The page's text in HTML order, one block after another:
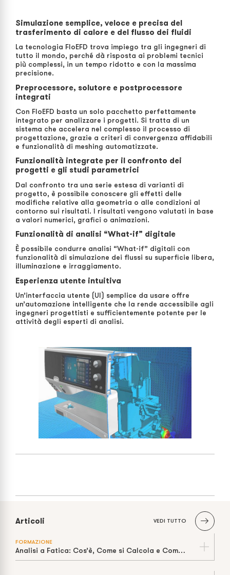
Simulazione semplice, veloce e precisa del
trasferimento di calore e del flusso dei fluidi
La tecnologia FloEFD trova impiego tra gli ingegneri di
tutto il mondo, perché dà risposta ai problemi tecnici
più complessi, in un tempo ridotto e con la massima
precisione.
Preprocessore, solutore e postprocessore
integrati
Con FloEFD basta un solo pacchetto perfettamente
integrato per analizzare i progetti. Si tratta di un
sistema che accelera nel complesso il processo di
progettazione, grazie a criteri di convergenza affidabili
e funzionalità di meshing automatizzate.
Funzionalità integrate per il confronto dei
progetti e gli studi parametrici
Dal confronto tra una serie estesa di varianti di
progetto, è possibile conoscere gli effetti delle
modifiche relative alla geometria o alle condizioni al
contorno sui risultati. I risultati vengono valutati in base
a valori numerici, grafici o animazioni.
Funzionalità di analisi “What-if” digitale
È possibile condurre analisi “What-if” digitali con
funzionalità di simulazione dei flussi su superficie libera,
illuminazione e irraggiamento.
Esperienza utente intuitiva
Un’interfaccia utente (UI) semplice da usare offre
un’automazione intelligente che la rende accessibile agli
ingegneri progettisti e sufficientemente potente per le
attività degli esperti di analisi.
Articoli VEDI TUTTO
FORMAZIONE
Analisi a Fatica: Cos’è, Come si Calcola e Come Stimare la Vita a Cicli